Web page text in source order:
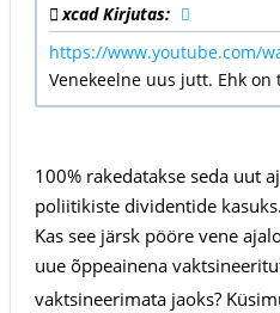
xcad Kirjutas:
https://www.youtube.com/
Venekeelne uus jutt. Ehk
100% rakedatakse seda uut
poliitikiste dividentide kasuks.
Kas see järsk pööre vene
uue õppeainena
vaktsineerimata jaoks?